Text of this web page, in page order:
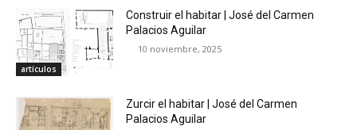
artículos
Construir el habitar | José del Carmen
Palacios Aguilar
10 noviembre, 2025
Zurcir el habitar | José del Carmen
Palacios Aguilar